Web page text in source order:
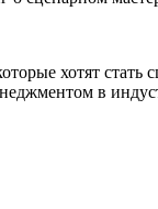
хотят
в